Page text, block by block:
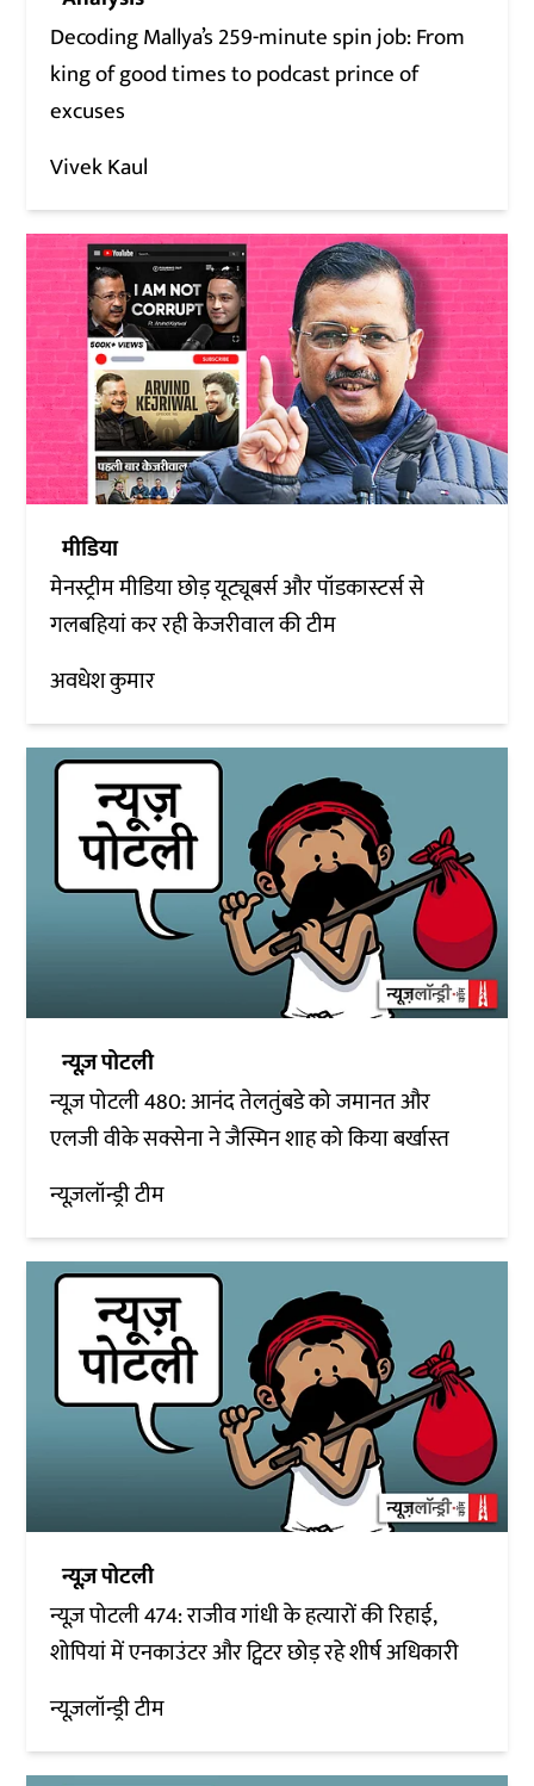
Decoding Mallya’s 259-minute spin job: From
king of good times to podcast prince of
excuses
Vivek Kaul
मीडिया
मेनस्ट्रीम मीडिया छोड़ यूट्यूबर्स और पॉडकास्टर्स से
गलबहियां कर रही केजरीवाल की टीम
अवधेश कुमार
न्यूज़ पोटली
न्यूज़ पोटली 480: आनंद तेलतुंबडे को जमानत और
एलजी वीके सक्सेना ने जैस्मिन शाह को किया बर्खास्त
न्यूज़लॉन्ड्री टीम
न्यूज़ पोटली
न्यूज़ पोटली 474: राजीव गांधी के हत्यारों की रिहाई,
शोपियां में एनकाउंटर और ट्विटर छोड़ रहे शीर्ष अधिकारी
न्यूज़लॉन्ड्री टीम